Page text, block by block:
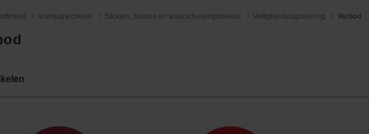
Voertuigtechniek Stickers, borden en waarschuwingstekens Veiligheidssignalering Verbod